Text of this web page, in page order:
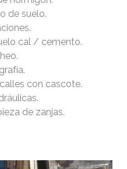
de suelo.
cal / cemento.
con cascote.
de zanjas.